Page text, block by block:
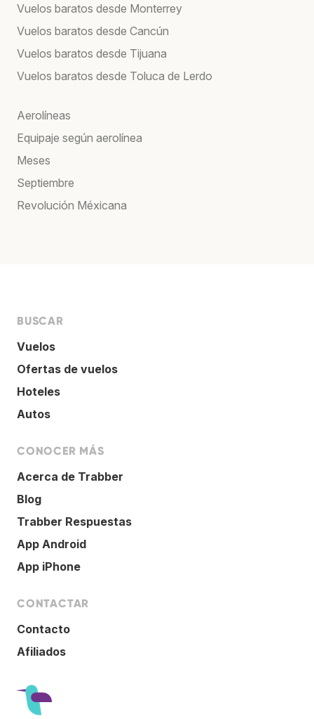
Vuelos baratos desde Monterrey
Vuelos baratos desde Cancún
Vuelos baratos desde Tijuana
Vuelos baratos desde Toluca de Lerdo
Aerolíneas
Equipaje según aerolínea
Meses
Septiembre
Revolución Méxicana
BUSCAR
Vuelos
Ofertas de vuelos
Hoteles
Autos
CONOCER MÁS
Acerca de Trabber
Blog
Trabber Respuestas
App Android
App iPhone
CONTACTAR
Contacto
Afiliados